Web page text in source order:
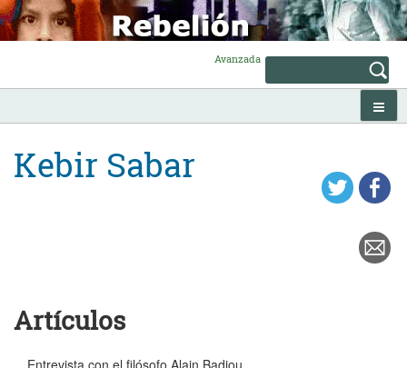
Skip
to
content
Avanzada
Kebir Sabar
Artículos